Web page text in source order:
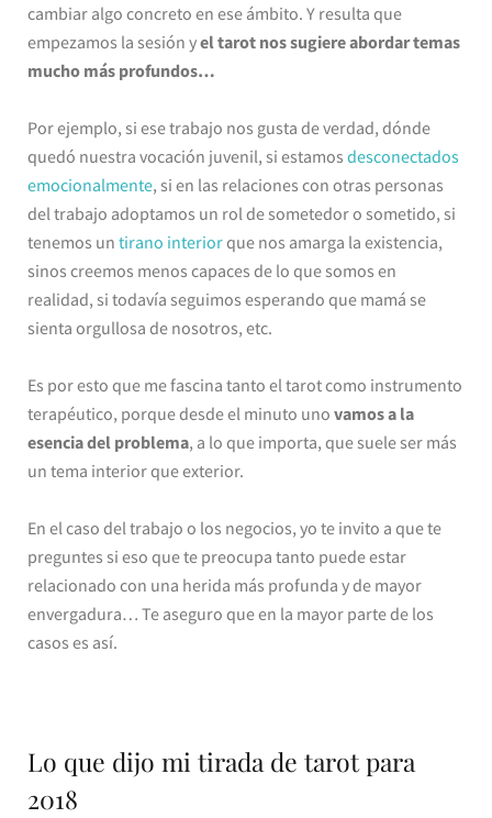
cambiar algo concreto en ese ámbito. Y resulta que
empezamos la sesión yel tarot nos sugiere abordar temas
mucho más profundos…
Por ejemplo, si ese trabajo nos gusta de verdad, dónde
quedó nuestra vocación juvenil, si estamos desconectados
emocionalmente, si en las relaciones con otras personas
del trabajo adoptamos un rol de sometedor o sometido, si
tenemos un tirano interiorque nos amarga la existencia,
sinos creemos menos capaces de lo que somos en
realidad, si todavía seguimos esperando que mamá se
sienta orgullosa de nosotros, etc.
Es por esto que me fascina tanto el tarot como instrumento
terapéutico, porque desde el minuto uno vamos a la
esencia del problema, a lo que importa, que suele ser más
un tema interior que exterior.
En el caso del trabajo o los negocios, yo te invito a que te
preguntes si eso que te preocupa tanto puede estar
relacionado con una herida más profunda y de mayor
envergadura… Te aseguro que en la mayor parte de los
casos es así.
Lo que dijo mi tirada de tarot para
2018